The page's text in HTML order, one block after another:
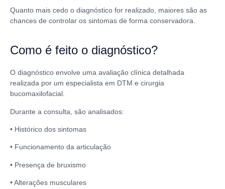
Quanto mais cedo o diagnóstico for realizado, maiores são as
chances de controlar os sintomas de forma conservadora.
Como é feito o diagnóstico?
O diagnóstico envolve uma avaliação clínica detalhada
realizada por um especialista em DTM e cirurgia
bucomaxilofacial.
Durante a consulta, são analisados:
• Histórico dos sintomas
• Funcionamento da articulação
• Presença de bruxismo
• Alterações musculares